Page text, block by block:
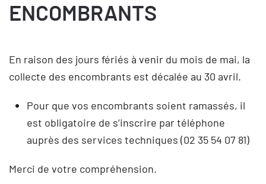
ENCOMBRANTS
En raison des jours fériés à venir du mois de mai, la
collecte des encombrants est décalée au 30 avril.
Pour que vos encombrants soient ramassés, il
est obligatoire de s’inscrire par téléphone
auprès des services techniques (02 35 54 07 81)
Merci de votre compréhension.